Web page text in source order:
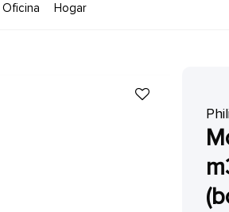
oficina hogar
mouse inalambrico (usb-n) philips